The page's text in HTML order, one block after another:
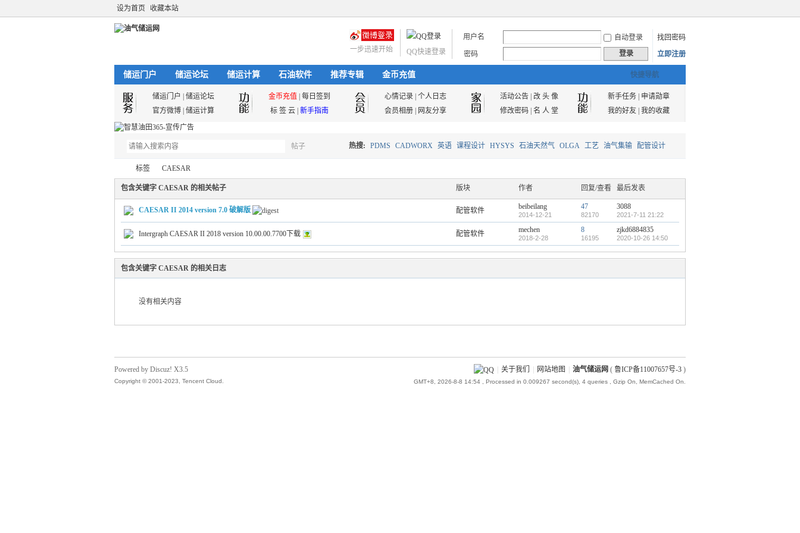
设为首页 收藏本站
用户名 自动登录
找回密码
密码
登录 立即注册
QQ快速登录
一步迅速开始
快捷导航
储运门户 储运论坛 储运计算 石油软件 推荐专辑 金币充值
储运门户 储运论坛 金币充值 每日签到 心情记录 个人日志 活动公告| 改 头 像 新手任务|
申请勋章
官方微博 储运计算 标 签 云 新手指南 会员相册 网友分享 修改密码| 名 人 堂 我的好友| 我的收藏
帖子 热搜: PDMS CADWORX 英语 课程设计 HYSYS 石油天然气 OLGA 工艺 油气集输 配管设计
标签 CAESAR
包含关键字 CAESAR 的相关帖子 版块 作者 回复/查看 最后发表
CAESAR II 2014 version 7.0 破解版 配管软件 beibeilang
2014-12-21
47
82170
3088
2021-7-11 21:22
Intergraph CAESAR II 2018 version 10.00.00.7700下载 配管软件 mechen
2018-2-28
8
16195
zjkd6884835
2020-10-26 14:50
包含关键字 CAESAR 的相关日志
没有相关内容
关于我们 网站地图 油气储运网 ( 鲁ICP备11007657号-3 )
GMT+8, 2026-8-8 14:54 , Processed in 0.009267 second(s), 4 queries , Gzip On, MemCached On.
Powered by Discuz! X3.5
Copyright © 2001-2023, Tencent Cloud.